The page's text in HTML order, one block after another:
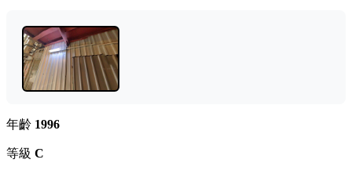
年齡 1996
等級 C